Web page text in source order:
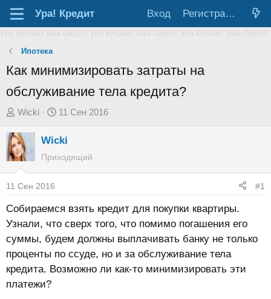
Ура! Кредит Вход Регистрация
Ипотека
Как минимизировать затраты на
обслуживание тела кредита?
А
т
о
р
т
е
м
ы
Wicki
Д
т
а
ч
а
л
а
11 Сен 2016
Wicki
Приходящий
11 Сен 2016 #1
Собираемся взять кредит для покупки квартиры.
Узнали, что сверх того, что помимо погашения его
суммы, будем должны выплачивать банку не только
проценты по ссуде, но и за обслуживание тела
кредита. Возможно ли как-то минимизировать эти
платежи?